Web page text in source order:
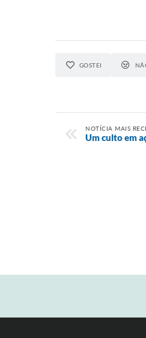
GOSTEI
NOTÍCIA MAIS
Um culto em